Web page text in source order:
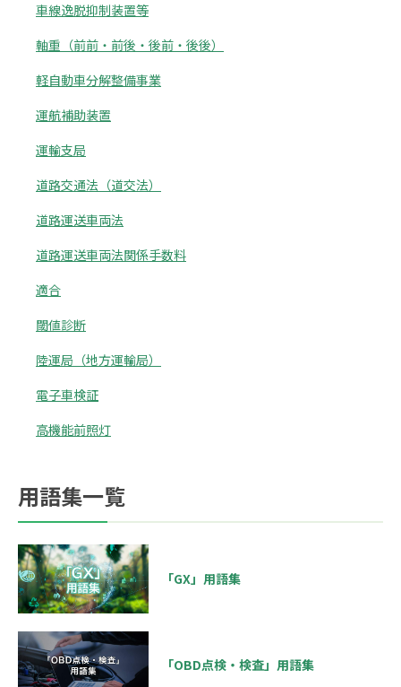
車線逸脱抑制装置等
軸重（前前・前後・後前・後後）
軽自動車分解整備事業
運航補助装置
運輸支局
道路交通法（道交法）
道路運送車両法
道路運送車両法関係手数料
適合
閾値診断
陸運局（地方運輸局）
電子車検証
高機能前照灯
用語集一覧
「GX」用語集
「OBD点検・検査」用語集